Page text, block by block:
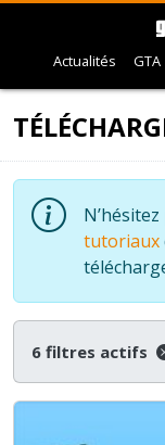
Actualités GTA
tutoriaux
6 filtres actifs